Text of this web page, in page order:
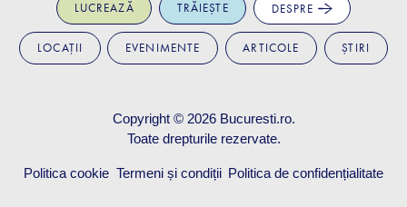
LUCREAZĂ TRĂIEȘTE DESPRE
LOCAȚII EVENIMENTE ARTICOLE ȘTIRI
Copyright © 2026 Bucuresti.ro.
Toate drepturile rezervate.
Politica cookie Termeni și condiții Politica de confidențialitate